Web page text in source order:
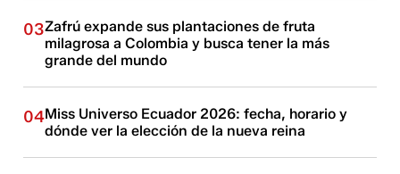
03Zafrú expande sus plantaciones de fruta
milagrosa a Colombia y busca tener la más
grande del mundo
04Miss Universo Ecuador 2026: fecha, horario y
dónde ver la elección de la nueva reina